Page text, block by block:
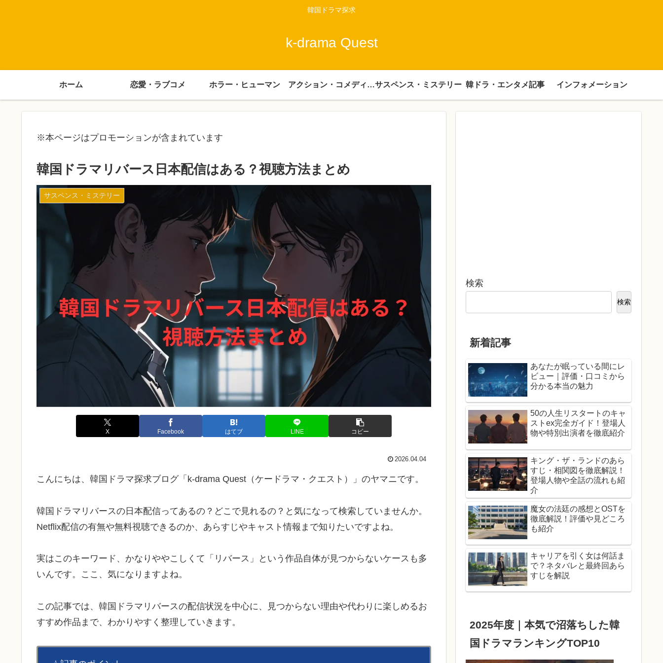
韓国ドラマ探求
k-drama Quest
ホーム 恋愛・ラブコメ ホラー・ヒューマン アクション・コメディー・時代劇サスペンス・ミステリー 韓ドラ・エンタメ記事 インフォメーション
※本ページはプロモーションが含まれています
韓国ドラマリバース日本配信はある？視聴方法まとめ
サスペンス・ミステリー
X Facebook はてブ LINE コピー
2026.04.04
こんにちは、韓国ドラマ探求ブログ「k-drama Quest（ケードラマ・クエスト）」のヤマニです。
韓国ドラマリバースの日本配信ってあるの？どこで見れるの？と気になって検索していませんか。
Netflix配信の有無や無料視聴できるのか、あらすじやキャスト情報まで知りたいですよね。
実はこのキーワード、かなりややこしくて「リバース」という作品自体が見つからないケースも多
いんです。ここ、気になりますよね。
この記事では、韓国ドラマリバースの配信状況を中心に、見つからない理由や代わりに楽しめるお
すすめ作品まで、わかりやすく整理していきます。
検索
検索
新着記事
あなたが眠っている間にレ
ビュー｜評価・口コミから
分かる本当の魅力
50の人生リスタートのキャ
ストex完全ガイド！登場人
物や特別出演者を徹底紹介
キング・ザ・ランドのあら
すじ・相関図を徹底解説！
登場人物や全話の流れも紹
介
魔女の法廷の感想とOSTを
徹底解説！評価や見どころ
も紹介
キャリアを引く女は何話ま
で？ネタバレと最終回あら
すじを解説
2025年度｜本気で沼落ちした韓
国ドラマランキングTOP10